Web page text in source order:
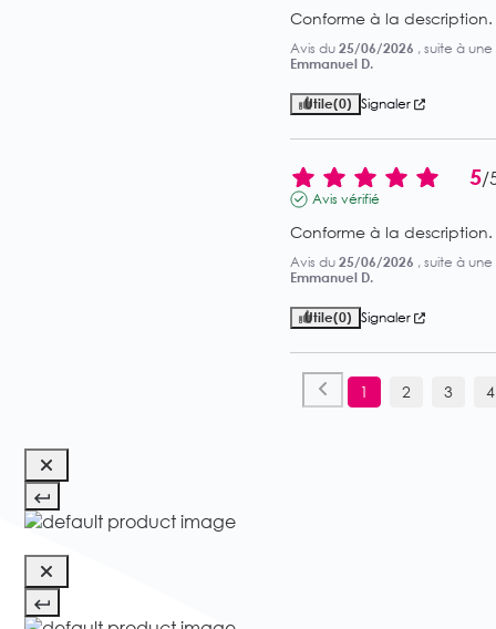
Conforme à la description.
Avis du 25/06/2026 , suite à
Emmanuel D.
Utile(0) Signaler
5/
Avis vérifié
Conforme à la description.
Avis du 25/06/2026 , suite à
Emmanuel D.
Utile(0) Signaler
1 2 3 4